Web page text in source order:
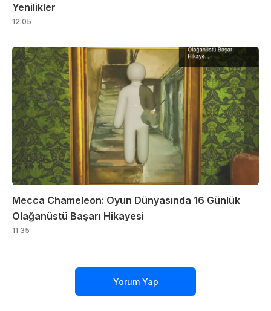
Yenilikler
12:05
Mecca Chameleon: Oyun Dünyasında 16 Günlük
Olağanüstü Başarı Hikayesi
11:35
Yorum Yap